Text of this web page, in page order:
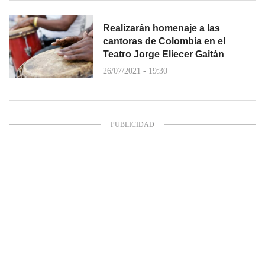
Realizarán homenaje a las
cantoras de Colombia en el
Teatro Jorge Eliecer Gaitán
26/07/2021 - 19:30